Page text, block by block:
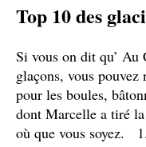
Top 10 des
Si vous on dit qu’ Au
glaçons, vous
pour les boules,
dont Marcelle a tiré
où que vous soyez.